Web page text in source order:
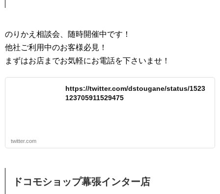
のりかえ相談会、随時開催中です！
他社ご利用中のお客様必見！
まずはお店までお気軽にお電話を下さいませ！
https://twitter.com/dstougane/status/1523
123705911529475
twitter.com
ドコモショップ幕張インター店